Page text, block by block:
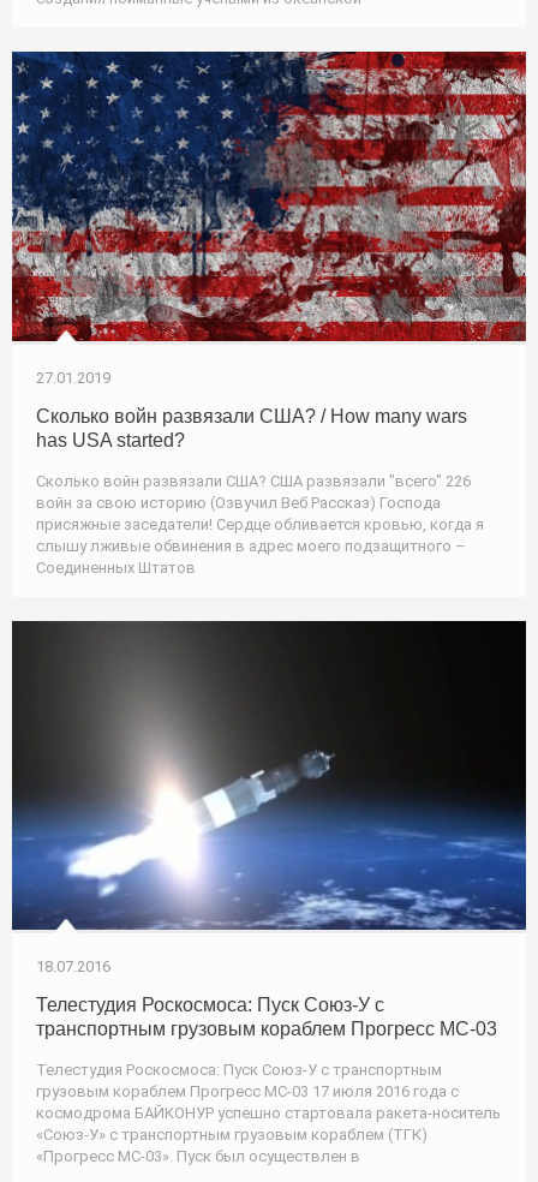
27.01.2019
Сколько войн развязали США? / How many wars
has USA started?
Сколько войн развязали США? США развязали "всего" 226
войн за свою историю (Озвучил Веб Рассказ) Господа
присяжные заседатели! Сердце обливается кровью, когда я
слышу лживые обвинения в адрес моего подзащитного –
Соединенных Штатов
18.07.2016
Телестудия Роскосмоса: Пуск Союз-У с
транспортным грузовым кораблем Прогресс МС-03
Телестудия Роскосмоса: Пуск Союз-У с транспортным
грузовым кораблем Прогресс МС-03 17 июля 2016 года с
космодрома БАЙКОНУР успешно стартовала ракета-носитель
«Союз-У» с транспортным грузовым кораблем (ТГК)
«Прогресс МС-03». Пуск был осуществлен в